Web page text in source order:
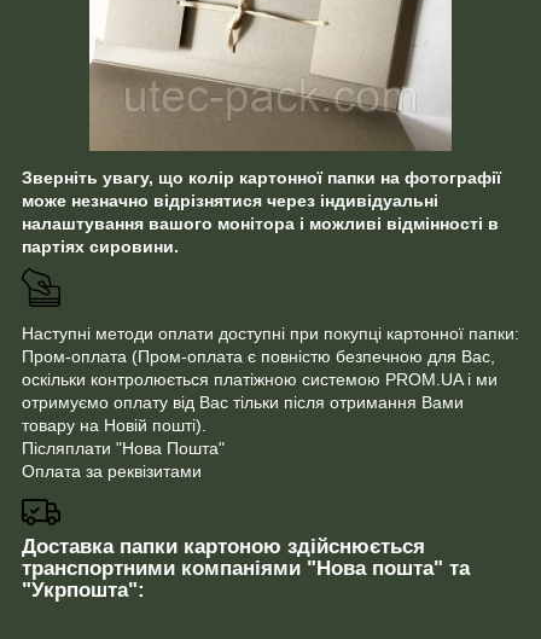
Зверніть увагу, що колір картонної папки на фотографії
може незначно відрізнятися через індивідуальні
налаштування вашого монітора і можливі відмінності в
партіях сировини.
Наступні методи оплати доступні при покупці картонної папки:
Пром-оплата (Пром-оплата є повністю безпечною для Вас,
оскільки контролюється платіжною системою PROM.UA і ми
отримуємо оплату від Вас тільки після отримання Вами
товару на Новій пошті).
Післяплати "Нова Пошта"
Оплата за реквізитами
Доставка папки картоною здійснюється
транспортними компаніями "Нова пошта" та
"Укрпошта":